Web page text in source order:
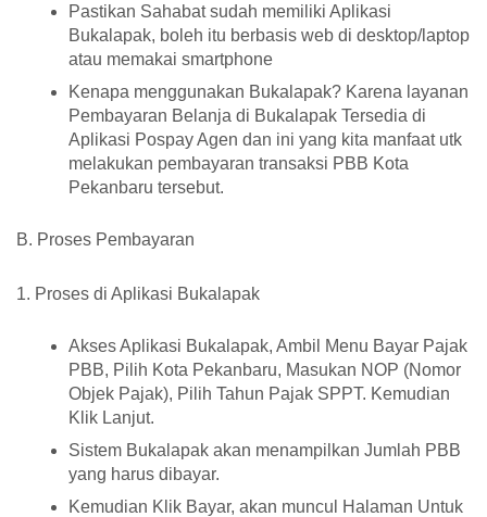
Pastikan Sahabat sudah memiliki Aplikasi
Bukalapak, boleh itu berbasis web di desktop/laptop
atau memakai smartphone
Kenapa menggunakan Bukalapak? Karena layanan
Pembayaran Belanja di Bukalapak Tersedia di
Aplikasi Pospay Agen dan ini yang kita manfaat utk
melakukan pembayaran transaksi PBB Kota
Pekanbaru tersebut.
B. Proses Pembayaran
1. Proses di Aplikasi Bukalapak
Akses Aplikasi Bukalapak, Ambil Menu Bayar Pajak
PBB, Pilih Kota Pekanbaru, Masukan NOP (Nomor
Objek Pajak), Pilih Tahun Pajak SPPT. Kemudian
Klik Lanjut.
Sistem Bukalapak akan menampilkan Jumlah PBB
yang harus dibayar.
Kemudian Klik Bayar, akan muncul Halaman Untuk